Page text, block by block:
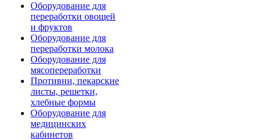
Оборудование для
переработки овощей
и фруктов
Оборудование для
переработки молока
Оборудование для
мясопереработки
Противни, пекарские
листы, решетки,
хлебные формы
Оборудование для
медицинских
кабинетов